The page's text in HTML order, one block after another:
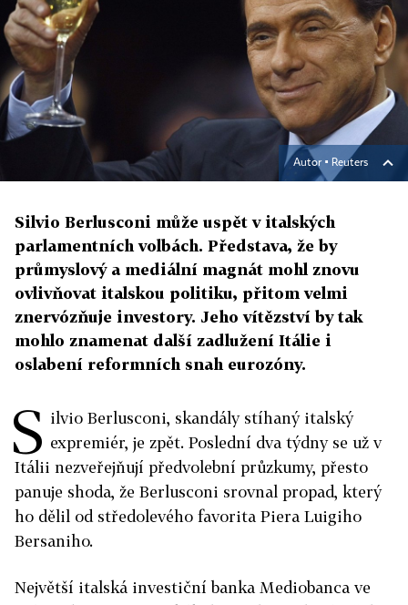
Autor ▪ Reuters
Silvio Berlusconi může uspět v italských
parlamentních volbách. Představa, že by
průmyslový a mediální magnát mohl znovu
ovlivňovat italskou politiku, přitom velmi
znervózňuje investory. Jeho vítězství by tak
mohlo znamenat další zadlužení Itálie i
oslabení reformních snah eurozóny.
S ilvio Berlusconi, skandály stíhaný italský
expremiér, je zpět. Poslední dva týdny se už v
Itálii nezveřejňují předvolební průzkumy, přesto
panuje shoda, že Berlusconi srovnal propad, který
ho dělil od středolevého favorita Piera Luigiho
Bersaniho.
Největší italská investiční banka Mediobanca ve